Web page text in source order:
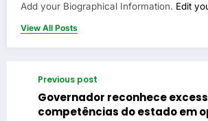
Add your Biographical Information. Edit
View All Posts
Previous post
Governador reconhece
competências do estado em